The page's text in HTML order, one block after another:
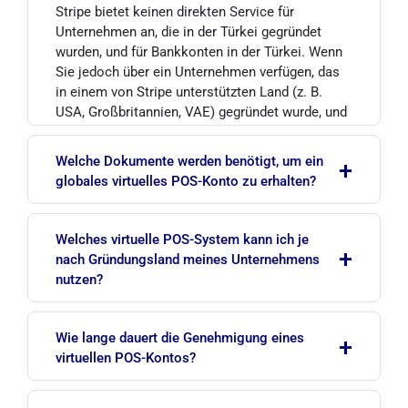
Stripe bietet keinen direkten Service für
Unternehmen an, die in der Türkei gegründet
wurden, und für Bankkonten in der Türkei. Wenn
Sie jedoch über ein Unternehmen verfügen, das
in einem von Stripe unterstützten Land (z. B.
USA, Großbritannien, VAE) gegründet wurde, und
dort über ein Bankkonto sowie eine
rechtsgültige Adresse verfügen, können Sie
Stripe von der Türkei aus vollkommen legal
nutzen.
Der gängigste Weg ist die Gründung einer LLC in
den USA oder einer LTD in Großbritannien. World
Company Setup übernimmt den gesamten
die Bankkontoeröffnung bis zur Verifizierung
Ihres Stripe-Kontos – in einem einzigen Paket.
Welche Dokumente werden benötigt, um ein
globales virtuelles POS-Konto zu erhalten?
+
gegründetes Unternehmen (Gründungsurkunde),
eine Steuernummer dieses Landes, eine
physische Postadresse, eine lokale
Telefonnummer, ein klassisches Bankkonto auf
Ausweis/Reisepass sowie eine aktive Website,
die Ihre Produkte und Dienstleistungen klar
darstellt.
Welches virtuelle POS-System kann ich je
nach Gründungsland meines Unternehmens
nutzen?
+
Stripe, PayPal und alle US-basierten Anbieter
offen; gründen Sie eine LTD in Großbritannien,
sind es Stripe, PayPal und europäische Anbieter;
Wie lange dauert die Genehmigung eines
virtuellen POS-Kontos?
+